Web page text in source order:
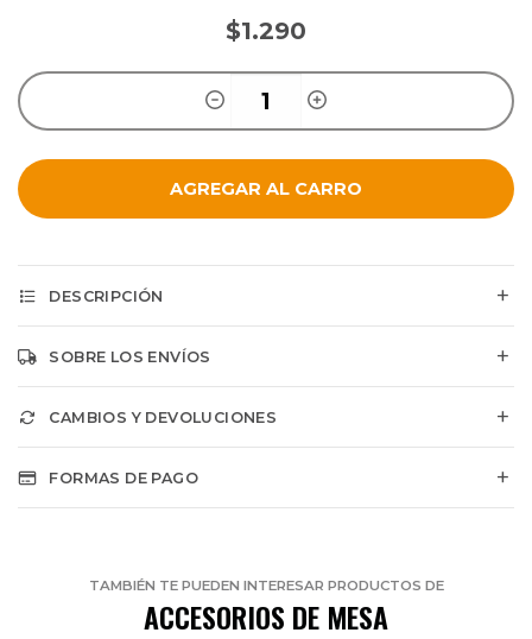
$1.290
AGREGAR AL CARRO
DESCRIPCIÓN
SOBRE LOS ENVÍOS
CAMBIOS Y DEVOLUCIONES
FORMAS DE PAGO
TAMBIÉN TE PUEDEN INTERESAR PRODUCTOS DE
ACCESORIOS DE MESA